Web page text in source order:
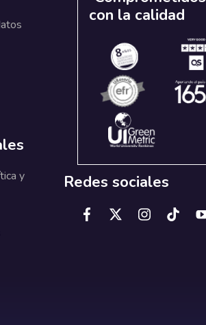
y
con la calidad
Redes sociales